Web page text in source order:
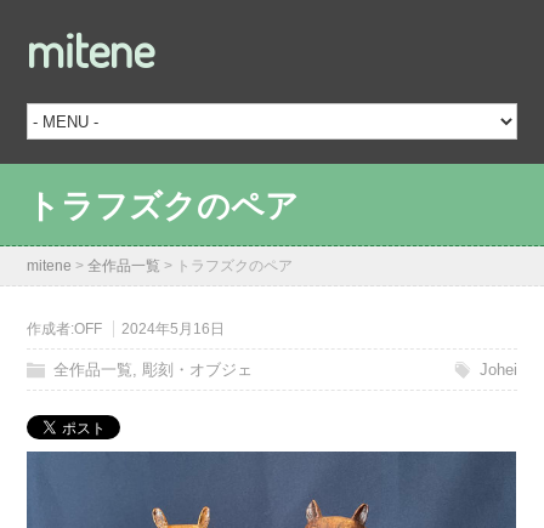
mitene
トラフズクのペア
mitene >全作品一覧 > トラフズクのペア
作成者:OFF 2024年5月16日
全作品一覧,彫刻・オブジェ Johei